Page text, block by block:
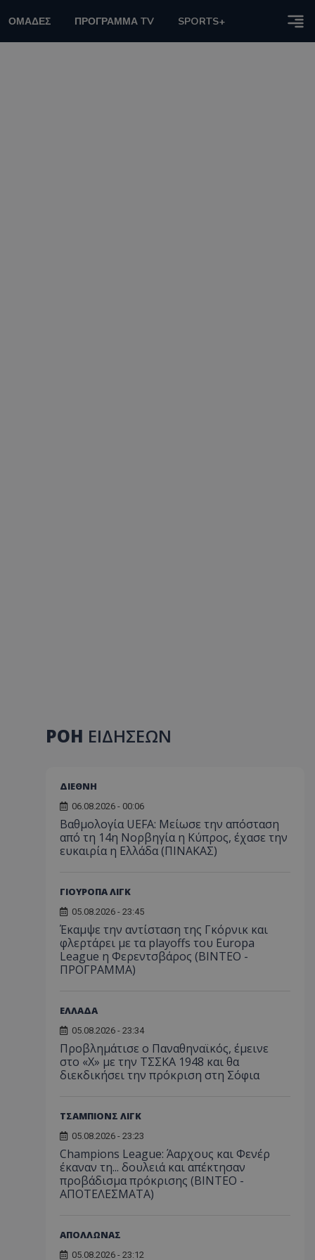
ΟΜΑΔΕΣ ΠΡΟΓΡΑΜΜΑ TV SPORTS+
ΡΟΗ ΕΙΔΗΣΕΩΝ
ΔΙΕΘΝΗ
06.08.2026 - 00:06
Βαθμολογία UEFA: Μείωσε την απόσταση
από τη 14η Νορβηγία η Κύπρος, έχασε την
ευκαιρία η Ελλάδα (ΠΙΝΑΚΑΣ)
ΓΙΟΥΡΟΠΑ ΛΙΓΚ
05.08.2026 - 23:45
Έκαμψε την αντίσταση της Γκόρνικ και
φλερτάρει με τα playoffs του Europa
League η Φερεντσβάρος (ΒΙΝΤΕΟ -
ΠΡΟΓΡΑΜΜΑ)
ΕΛΛΑΔΑ
05.08.2026 - 23:34
Προβλημάτισε ο Παναθηναϊκός, έμεινε
στο «Χ» με την ΤΣΣΚΑ 1948 και θα
διεκδικήσει την πρόκριση στη Σόφια
ΤΣΑΜΠΙΟΝΣ ΛΙΓΚ
05.08.2026 - 23:23
Champions League: Άαρχους και Φενέρ
έκαναν τη... δουλειά και απέκτησαν
προβάδισμα πρόκρισης (ΒΙΝΤΕΟ -
ΑΠΟΤΕΛΕΣΜΑΤΑ)
ΑΠΟΛΛΩΝΑΣ
05.08.2026 - 23:12